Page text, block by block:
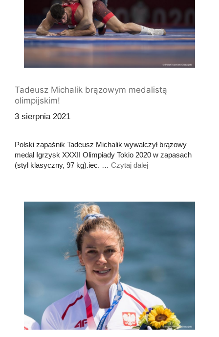
Tadeusz Michalik brązowym medalistą
olimpijskim!
3 sierpnia 2021
Polski zapaśnik Tadeusz Michalik wywalczył brązowy
medal Igrzysk XXXII Olimpiady Tokio 2020 w zapasach
(styl klasyczny, 97 kg).iec. … Czytaj dalej